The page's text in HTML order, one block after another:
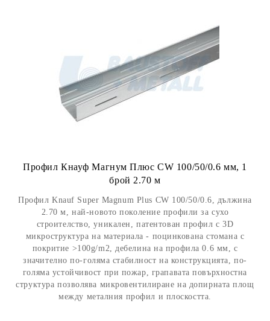
Профил Кнауф Магнум Плюс CW 100/50/0.6 мм, 1
брой 2.70 м
Профил Knauf Super Magnum Plus CW 100/50/0.6, дължина
2.70 м, най-новото поколение профили за сухо
строителство, уникален, патентован профил с 3D
микроструктура на материала - поцинкована стомана с
покритие >100g/m2, дебелина на профила 0.6 мм, с
значително по-голяма стабилност на конструкцията, по-
голяма устойчивост при пожар, грапавата повърхностна
структура позволява микровентилиране на допирната площ
между металния профил и плоскостта.